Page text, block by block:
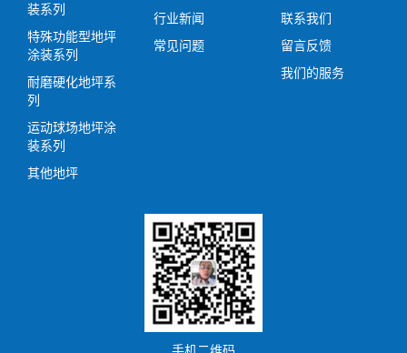
装系列
特殊功能型地坪
涂装系列
耐磨硬化地坪系
列
运动球场地坪涂
装系列
其他地坪
行业新闻
常见问题
联系我们
留言反馈
我们的服务